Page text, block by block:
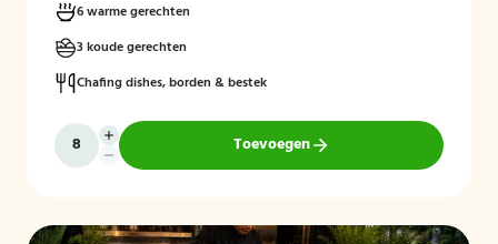
6 warme gerechten
3 koude gerechten
Chafing dishes, borden & bestek
Toevoegen